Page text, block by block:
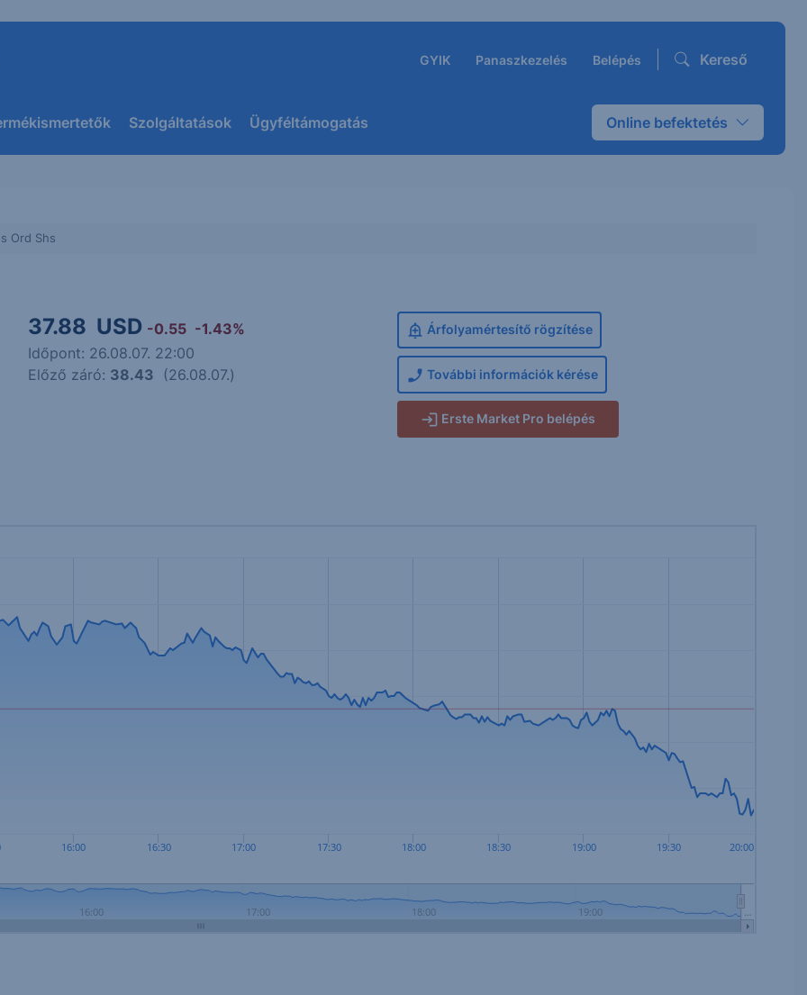
GYIK Panaszkezelés Belépés Kereső
Szolgáltatások Ügyféltámogatás Online befektetés
Ord Shs
37.88 USD -0.55 -1.43%
Időpont: 26.08.07. 22:00
Előző záró: 38.43 (26.08.07.)
Árfolyamértesítő rögzítése
További információk kérése
Erste Market Pro belépés
16:00 16:30 17:00 17:30 18:00 18:30 19:00 19:30 20:00
16:00 17:00 18:00 19:00 …